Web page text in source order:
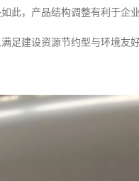
此，产品结构调整有利于企
足建设资源节约型与环境友